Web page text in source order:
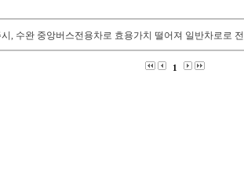
시, 수완 중앙버스전용차로 효용가치 떨어져 일반차로로
1